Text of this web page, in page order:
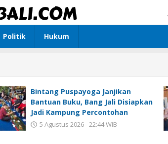
Politik Hukum
Bintang Puspayoga Janjikan
Bantuan Buku, Bang Jali Disiapkan
Jadi Kampung Percontohan
5 Agustus 2026 - 22:44 WIB